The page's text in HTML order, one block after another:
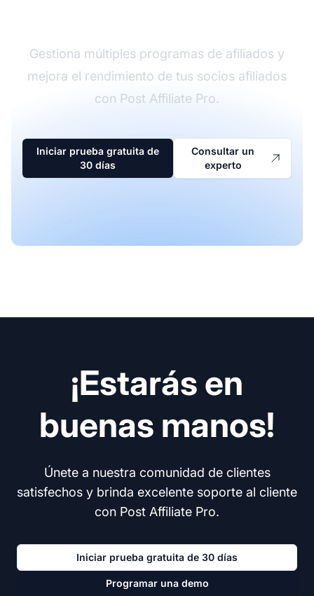
Gestiona múltiples programas de afiliados y
mejora el rendimiento de tus socios afiliados
con Post Affiliate Pro.
Iniciar prueba gratuita de
30 días
Consultar un
experto
¡Estarás en
buenas manos!
Únete a nuestra comunidad de clientes
satisfechos y brinda excelente soporte al cliente
con Post Affiliate Pro.
Iniciar prueba gratuita de 30 días
Programar una demo